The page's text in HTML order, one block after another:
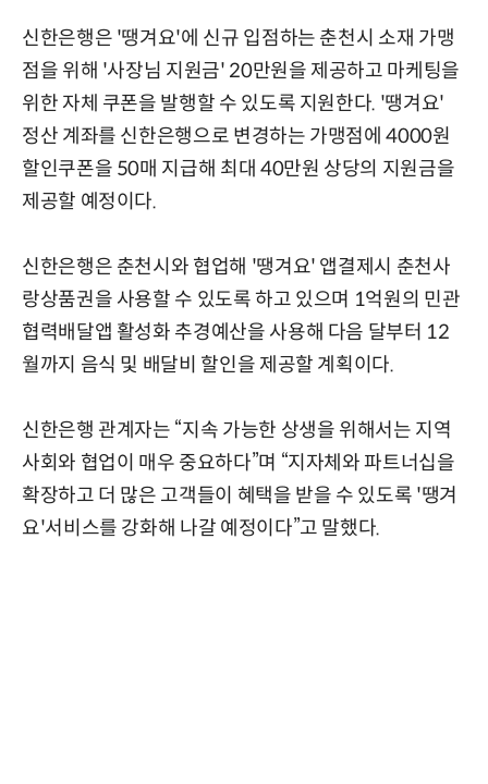
신한은행은 '땡겨요'에 신규 입점하는 춘천시 소재 가맹
점을 위해 '사장님 지원금' 20만원을 제공하고 마케팅을
위한 자체 쿠폰을 발행할 수 있도록 지원한다. '땡겨요'
정산 계좌를 신한은행으로 변경하는 가맹점에 4000원
할인쿠폰을 50매 지급해 최대 40만원 상당의 지원금을
제공할 예정이다.
신한은행은 춘천시와 협업해 '땡겨요' 앱결제시 춘천사
랑상품권을 사용할 수 있도록 하고 있으며 1억원의 민관
협력배달앱 활성화 추경예산을 사용해 다음 달부터 12
월까지 음식 및 배달비 할인을 제공할 계획이다.
신한은행 관계자는 “지속 가능한 상생을 위해서는 지역
사회와 협업이 매우 중요하다”며 “지자체와 파트너십을
확장하고 더 많은 고객들이 혜택을 받을 수 있도록 '땡겨
요'서비스를 강화해 나갈 예정이다”고 말했다.